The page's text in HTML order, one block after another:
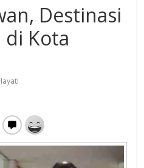
Destinasi
Kota